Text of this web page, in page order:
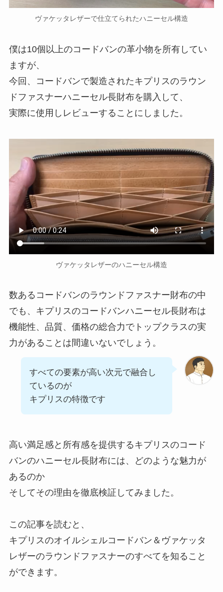
ヴァケッタレザーで仕立てられたハニーセル構造
僕は10個以上のコードバンの革小物を所有してい
ますが、
今回、コードバンで製造されたキプリスのラウン
ドファスナーハニーセル長財布を購入して、
実際に使用しレビューすることにしました。
ヴァケッタレザーのハニーセル構造
数あるコードバンのラウンドファスナー財布の中
でも、キプリスのコードバンハニーセル長財布は
機能性、品質、価格の総合力でトップクラスの実
力があることは間違いないでしょう。
すべての要素が高い次元で融合し
ているのが
キプリスの特徴です
高い満足感と所有感を提供するキプリスのコード
バンのハニーセル長財布には、どのような魅力が
あるのか
そしてその理由を徹底検証してみました。
この記事を読むと、
キプリスのオイルシェルコードバン＆ヴァケッタ
レザーのラウンドファスナーのすべてを知ること
ができます。